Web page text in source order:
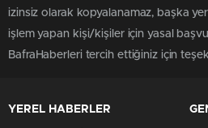
izinsiz olarak kopyalanamaz, başka
işlem yapan kişi/kişiler için yasal
BafraHaberleri tercih ettiğiniz için
YEREL HABERLER